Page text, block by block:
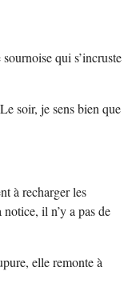
qui s’incruste
soir, je sens bien que
à recharger les
il n’y a pas de
elle remonte à